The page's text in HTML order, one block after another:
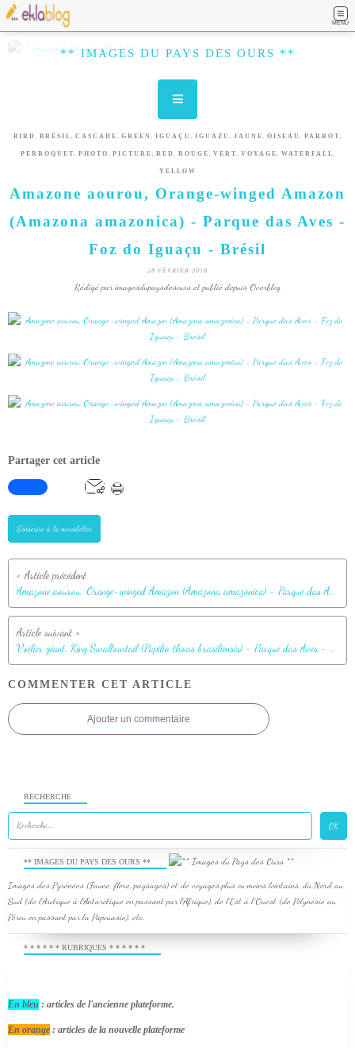
MENU
** IMAGES DU PAYS DES OURS **
BIRD , BRÉSIL , CASCADE , GREEN , IGUAÇU , IGUAZU , JAUNE , OISEAU , PARROT,
PERROQUET, PHOTO , PICTURE , RED , ROUGE , VERT, VOYAGE , WATERFALL ,
YELLOW
Amazone aourou, Orange-winged Amazon
(Amazona amazonica) - Parque das Aves -
Foz do Iguaçu - Brésil
28 FÉVRIER 2018
Rédigé par imagesdupaysdesours et publié depuis Overblog
Partager cet article
S'inscrire à la newsletter
Amazone aourou, Orange-winged Amazon (Amazona amazonica) - Parque das Aves - Foz do Iguaçu - Brésil
Voilier géant, King Swallowtail (Papilio thoas brasiliensis) - Parque das Aves - Foz do Iguaçu - Brésil
COMMENTER CET ARTICLE
Ajouter un commentaire
RECHERCHE
** IMAGES DU PAYS DES OURS **
Images des Pyrénées (Faune, flore, paysages) et de voyages plus ou moins lointains, du Nord au
Sud (de l'Arctique à l'Antarctique en passant par l'Afrique), de l'Est à l'Ouest (de Polynésie au
Pérou en passant par la Papouasie), etc.
* * * * * * RUBRIQUES * * * * * *
En bleu : articles de l'ancienne plateforme.
En orange : articles de la nouvelle plateforme